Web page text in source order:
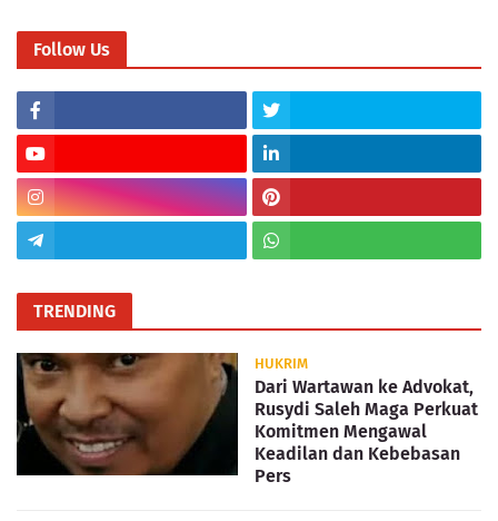
Follow Us
TRENDING
HUKRIM
Dari Wartawan ke Advokat,
Rusydi Saleh Maga Perkuat
Komitmen Mengawal
Keadilan dan Kebebasan
Pers